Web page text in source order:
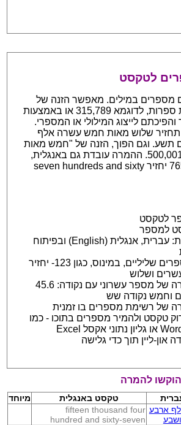
לטקסט
מספרים במילים. מאפשר הזנה של
מספרים באמצעות ספרות, לדוגמא 315,789 או באמצעות
לייצוג המילולי או המספרי.
הזנה של 315,789 תחזיר שלוש מאות חמש עשרה אלף
תשע. וגם הפוך, הזנה של "חמש מאות
אלף ואחד" יחזיר: 500,001. ההמרה עובדת גם באנגלית,
לדוגמא, המספר 765 יחזיר seven hundreds and sixty
לטקסט
למספר
המרה בשפות: עברית, אנגלית (English) ובפיתוח
עובד עם מספרים שליליים, במינוס, כגון 123- יחזיר
ושלוש
מאפשר המרה של מספר עשרוני עם נקודה: 45.6
וחמש נקודה שש
של רשימת מספרים בו זמנית
טקסט ולהמיר מספרים בתוכו - כמו
און-ליין תוך כדי גלישה
להמרה
טקסט באנגלית
מיוחד
ארבע fifteen thousand four
hundred and sixty-seven